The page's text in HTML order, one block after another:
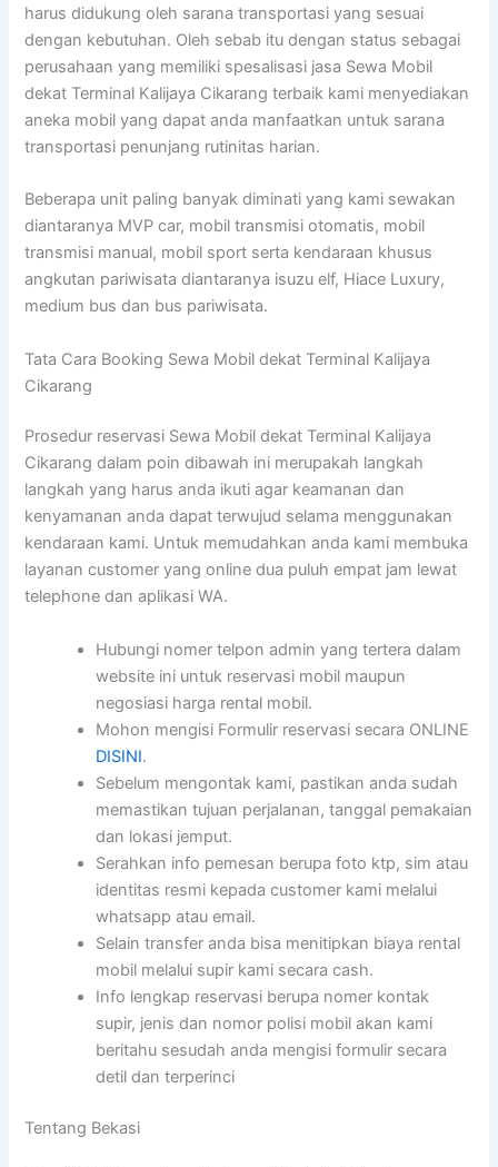
harus didukung oleh sarana transportasi yang sesuai
dengan kebutuhan. Oleh sebab itu dengan status sebagai
perusahaan yang memiliki spesalisasi jasa Sewa Mobil
dekat Terminal Kalijaya Cikarang terbaik kami menyediakan
aneka mobil yang dapat anda manfaatkan untuk sarana
transportasi penunjang rutinitas harian.
Beberapa unit paling banyak diminati yang kami sewakan
diantaranya MVP car, mobil transmisi otomatis, mobil
transmisi manual, mobil sport serta kendaraan khusus
angkutan pariwisata diantaranya isuzu elf, Hiace Luxury,
medium bus dan bus pariwisata.
Tata Cara Booking Sewa Mobil dekat Terminal Kalijaya
Cikarang
Prosedur reservasi Sewa Mobil dekat Terminal Kalijaya
Cikarang dalam poin dibawah ini merupakah langkah
langkah yang harus anda ikuti agar keamanan dan
kenyamanan anda dapat terwujud selama menggunakan
kendaraan kami. Untuk memudahkan anda kami membuka
layanan customer yang online dua puluh empat jam lewat
telephone dan aplikasi WA.
Hubungi nomer telpon admin yang tertera dalam
website ini untuk reservasi mobil maupun
negosiasi harga rental mobil.
Mohon mengisi Formulir reservasi secara ONLINE
DISINI.
Sebelum mengontak kami, pastikan anda sudah
memastikan tujuan perjalanan, tanggal pemakaian
dan lokasi jemput.
Serahkan info pemesan berupa foto ktp, sim atau
identitas resmi kepada customer kami melalui
whatsapp atau email.
Selain transfer anda bisa menitipkan biaya rental
mobil melalui supir kami secara cash.
Info lengkap reservasi berupa nomer kontak
supir, jenis dan nomor polisi mobil akan kami
beritahu sesudah anda mengisi formulir secara
detil dan terperinci
Tentang Bekasi